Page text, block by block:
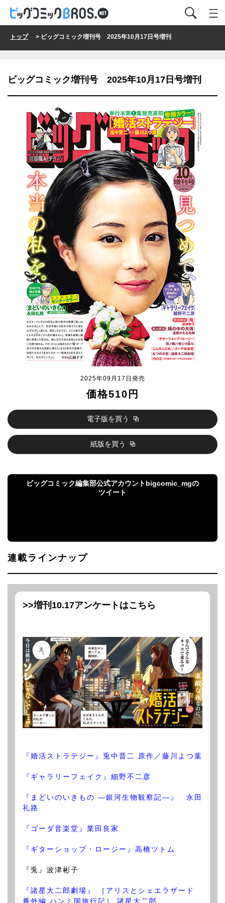
トップ > ビッグコミック増刊号 2025年10月17日号増刊
ビッグコミック増刊号 2025年10月17日号増刊
2025年09月17日発売
価格510円
電子版を買う
紙版を買う
ビッグコミック編集部公式アカウントbigcomic_mgの
ツイート
連載ラインナップ
>>増刊10.17アンケートはこちら
『婚活ストラテジー』兎中晋二 原作／藤川よつ葉
『ギャラリーフェイク』細野不二彦
『まどいのいきもの —銀河生物観察記—』 永田
礼路
『ゴーダ音楽堂』業田良家
『ギターショップ・ロージー』高橋ツトム
『兎』波津彬子
『諸星大二郎劇場』 ［アリスとシェエラザード
番外編 ハンミ国旅行記］ 諸星大二郎